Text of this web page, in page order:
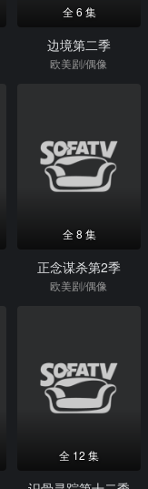
全 6 集
边境第二季
欧美剧/偶像
全 8 集
正念谋杀第2季
欧美剧/偶像
全 12 集